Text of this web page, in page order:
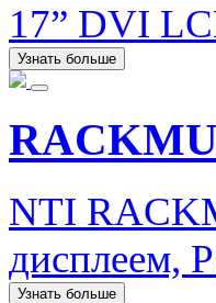
17” DVI
Узнать больше
NTI
дисплеем,
Узнать больше